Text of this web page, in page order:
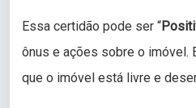
Essa certidão pode ser “
ônus e ações sobre o imóvel.
que o imóvel está livre e